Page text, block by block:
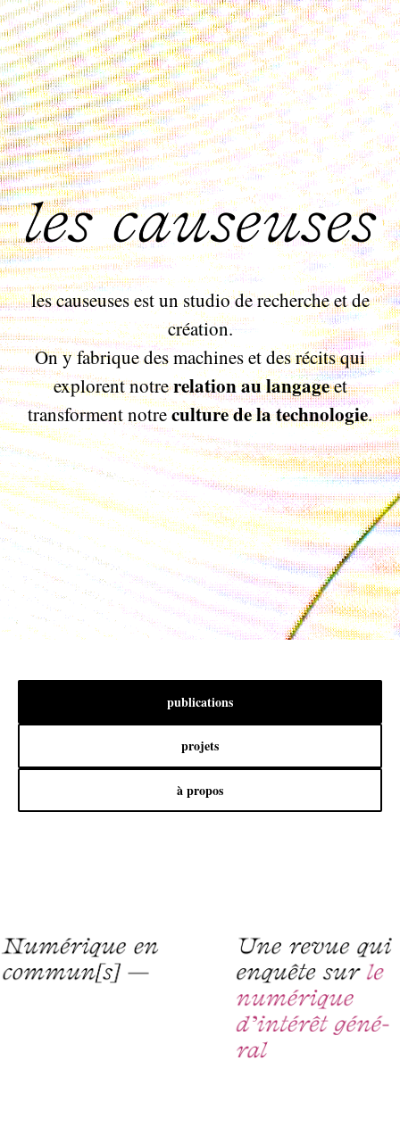
les causeuses est un studio de recherche et de
création.
On y fabrique des machines et des récits qui
explorent notrerelation au langageet
transforment notreculture de la technologie.
publications
projets
à propos